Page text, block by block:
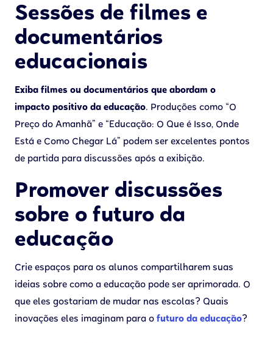
Sessões de filmes e
documentários
educacionais
Exiba filmes ou documentários que abordam o
impacto positivo da educação. Produções como “O
Preço do Amanhã” e “Educação: O Que é Isso, Onde
Está e Como Chegar Lá” podem ser excelentes pontos
de partida para discussões após a exibição.
Promover discussões
sobre o futuro da
educação
Crie espaços para os alunos compartilharem suas
ideias sobre como a educação pode ser aprimorada. O
que eles gostariam de mudar nas escolas? Quais
inovações eles imaginam para o futuro da educação?